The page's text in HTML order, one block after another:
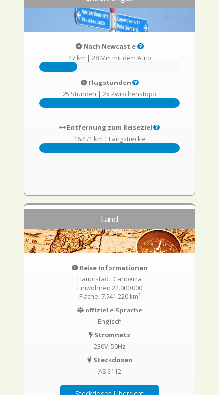
Nach Newcastle
27 km | 28 Min mit dem Auto
Flugstunden
25 Stunden | 2x Zwischenstopp
Entfernung zum Reiseziel
16.471 km | Langstrecke
Land
Reise Informationen
Hauptstadt: Canberra
Einwohner: 22.000.000
Fläche: 7.741.220 km²
offizielle Sprache
Englisch
Stromnetz
230V, 50Hz
Steckdosen
AS 3112